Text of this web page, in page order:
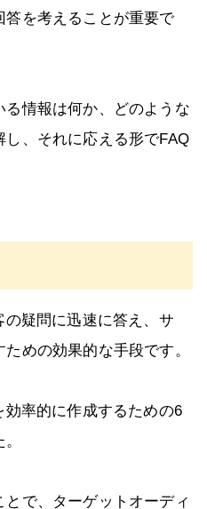
を考えることが重要で
情報は何か、どのような
、それに応える形でFAQ
の疑問に迅速に答え、サ
めの効果的な手段です。
率的に作成するための6
で、ターゲットオーディ